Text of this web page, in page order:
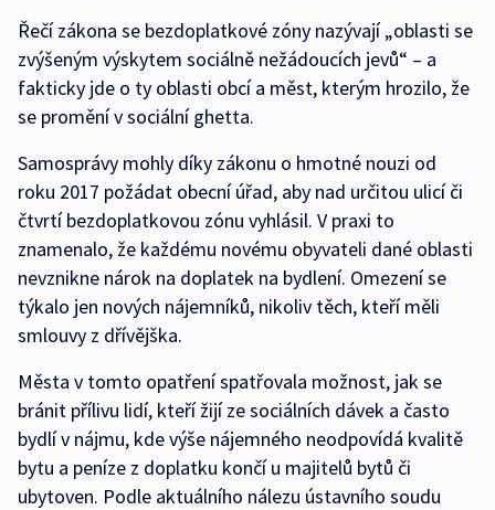
Řečí zákona se bezdoplatkové zóny nazývají „oblasti se
zvýšeným výskytem sociálně nežádoucích jevů“ – a
fakticky jde o ty oblasti obcí a měst, kterým hrozilo, že
se promění v sociální ghetta.
Samosprávy mohly díky zákonu o hmotné nouzi od
roku 2017 požádat obecní úřad, aby nad určitou ulicí či
čtvrtí bezdoplatkovou zónu vyhlásil. V praxi to
znamenalo, že každému novému obyvateli dané oblasti
nevznikne nárok na doplatek na bydlení. Omezení se
týkalo jen nových nájemníků, nikoliv těch, kteří měli
smlouvy z dřívějška.
Města v tomto opatření spatřovala možnost, jak se
bránit přílivu lidí, kteří žijí ze sociálních dávek a často
bydlí v nájmu, kde výše nájemného neodpovídá kvalitě
bytu a peníze z doplatku končí u majitelů bytů či
ubytoven. Podle aktuálního nálezu ústavního soudu